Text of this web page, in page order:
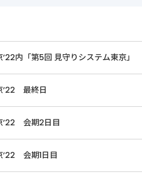
’22内「第5回 見守りシステム東京
’22 最終日
’22 会期2日目
’22 会期1日目